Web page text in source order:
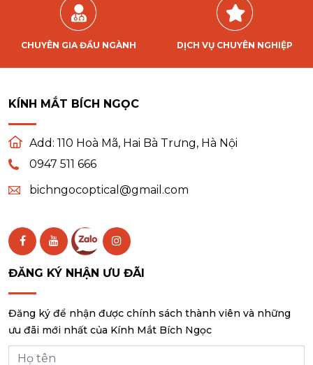
CHUYÊN GIA ĐẦU NGÀNH DỊCH VỤ CHUYÊN NGHIỆP
KÍNH MẮT BÍCH NGỌC
Add: 110 Hoà Mã, Hai Bà Trưng, Hà Nội
0947 511 666
bichngocoptical@gmail.com
ĐĂNG KÝ NHẬN ƯU ĐÃI
Đăng ký để nhận được chính sách thành viên và những
ưu đãi mới nhất của Kính Mắt Bích Ngọc